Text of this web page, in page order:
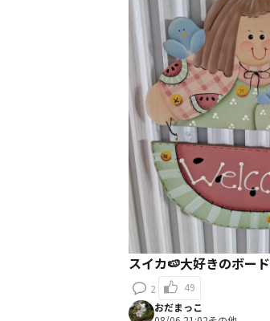
スイカ🍉大好きのボード
2 49
おだまっこ